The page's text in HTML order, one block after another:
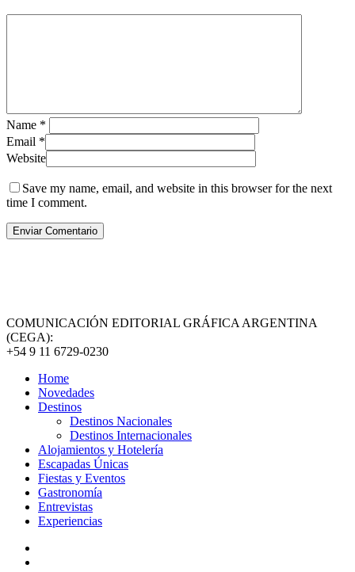
Name *
Email *
Website
Save my name, email, and website in this browser for the next
time I comment.
COMUNICACIÓN EDITORIAL GRÁFICA ARGENTINA
(CEGA):
+54 9 11 6729-0230
Home
Novedades
Destinos
Destinos Nacionales
Destinos Internacionales
Alojamientos y Hotelería
Escapadas Únicas
Fiestas y Eventos
Gastronomía
Entrevistas
Experiencias